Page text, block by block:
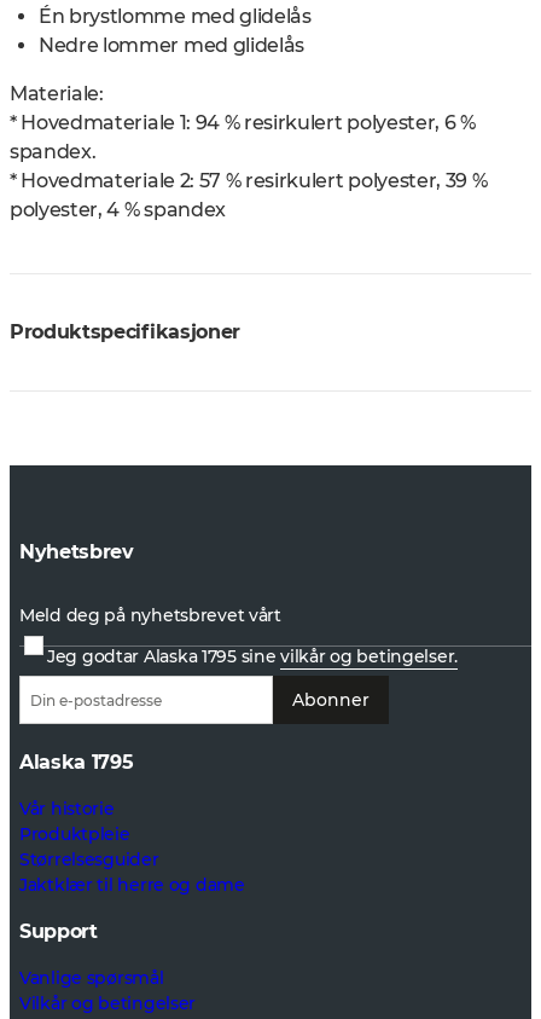
Én brystlomme med glidelås
Nedre lommer med glidelås
Materiale:
* Hovedmateriale 1: 94 % resirkulert polyester, 6 %
spandex.
* Hovedmateriale 2: 57 % resirkulert polyester, 39 %
polyester, 4 % spandex
Produktspecifikasjoner
Nyhetsbrev
Meld deg på nyhetsbrevet vårt
Jeg godtar Alaska 1795 sinevilkår og betingelser.
Abonner
Alaska 1795
Vår historie
Produktpleie
Størrelsesguider
Jaktklær til herre og dame
Support
Vanlige spørsmål
Vilkår og betingelser